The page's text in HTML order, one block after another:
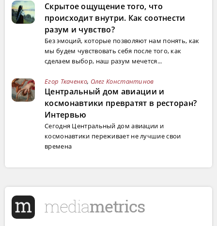
Скрытое ощущение того, что
происходит внутри. Как соотнести
разум и чувство?
Без эмоций, которые позволяют нам понять, как
мы будем чувствовать себя после того, как
сделаем выбор, наш разум мечется...
Егор Ткаченко, Олег Константинов
Центральный дом авиации и
космонавтики превратят в ресторан?
Интервью
Сегодня Центральный дом авиации и
космонавтики переживает не лучшие свои
времена